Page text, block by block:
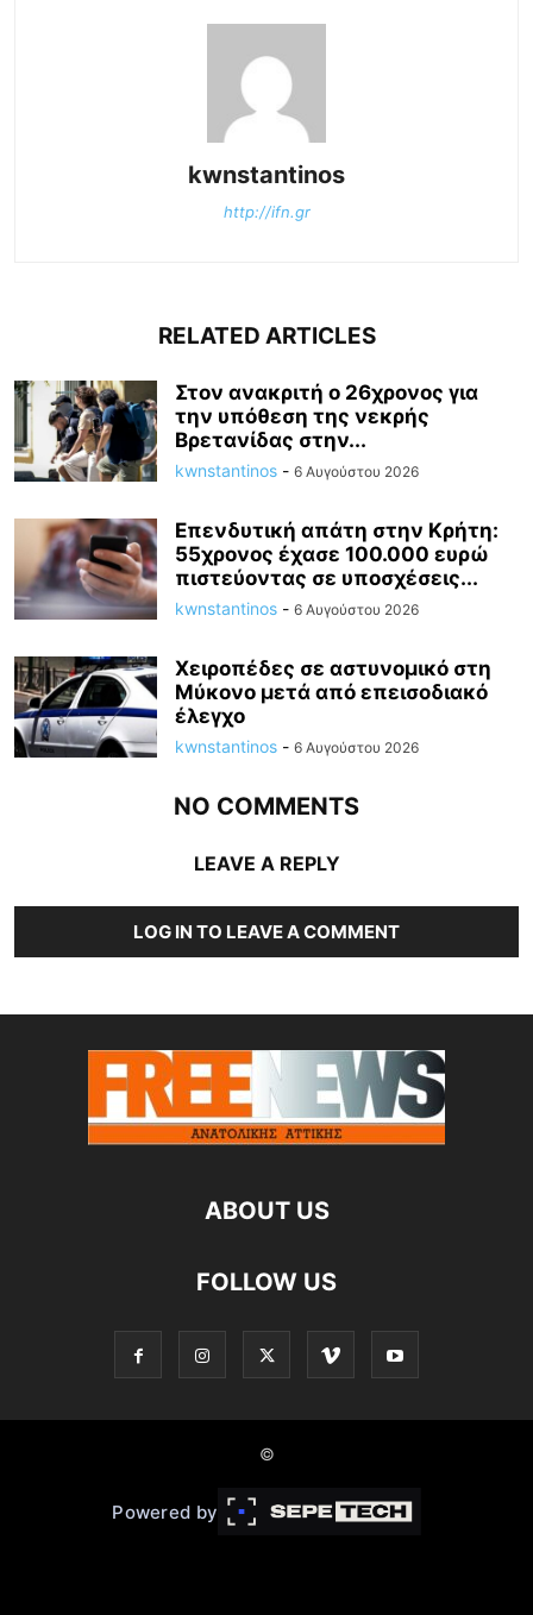
kwnstantinos
http://ifn.gr
RELATED ARTICLES
Στον ανακριτή ο 26χρονος για
την υπόθεση της νεκρής
Βρετανίδας στην...
kwnstantinos - 6 Αυγούστου 2026
Επενδυτική απάτη στην Κρήτη:
55χρονος έχασε 100.000 ευρώ
πιστεύοντας σε υποσχέσεις...
kwnstantinos - 6 Αυγούστου 2026
Χειροπέδες σε αστυνομικό στη
Μύκονο μετά από επεισοδιακό
έλεγχο
kwnstantinos - 6 Αυγούστου 2026
NO COMMENTS
LEAVE A REPLY
LOG IN TO LEAVE A COMMENT
ABOUT US
FOLLOW US
©
Powered by